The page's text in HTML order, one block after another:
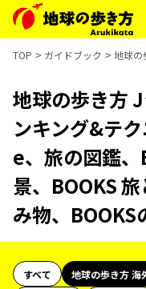
TOP ガイドブック 地球の
地球の歩き方
ンキング&テ
e、旅の図鑑
景、BOOKS
み物、
すべて 地球の歩き方 海